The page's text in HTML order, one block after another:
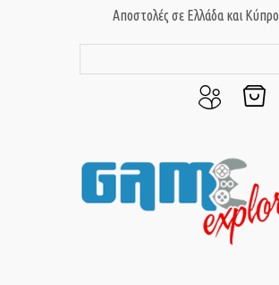
Αποστολές σε Ελλάδα και Κύπρο
μου